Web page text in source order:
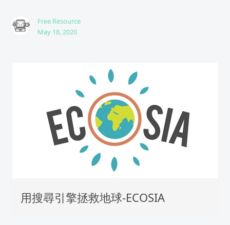
Free Resource
May 18, 2020
用搜尋引擎拯救地球-ECOSIA